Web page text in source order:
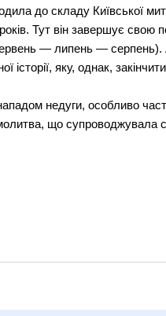
до складу Київської
Тут він завершує
— липень — серпень).
яку, однак,
недуги, особливо
що супроводжувала